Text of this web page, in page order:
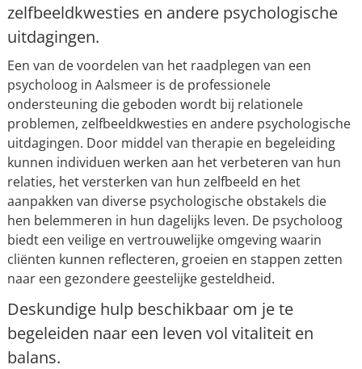
zelfbeeldkwesties en andere psychologische
uitdagingen.
Een van de voordelen van het raadplegen van een
psycholoog in Aalsmeer is de professionele
ondersteuning die geboden wordt bij relationele
problemen, zelfbeeldkwesties en andere psychologische
uitdagingen. Door middel van therapie en begeleiding
kunnen individuen werken aan het verbeteren van hun
relaties, het versterken van hun zelfbeeld en het
aanpakken van diverse psychologische obstakels die
hen belemmeren in hun dagelijks leven. De psycholoog
biedt een veilige en vertrouwelijke omgeving waarin
cliënten kunnen reflecteren, groeien en stappen zetten
naar een gezondere geestelijke gesteldheid.
Deskundige hulp beschikbaar om je te
begeleiden naar een leven vol vitaliteit en
balans.